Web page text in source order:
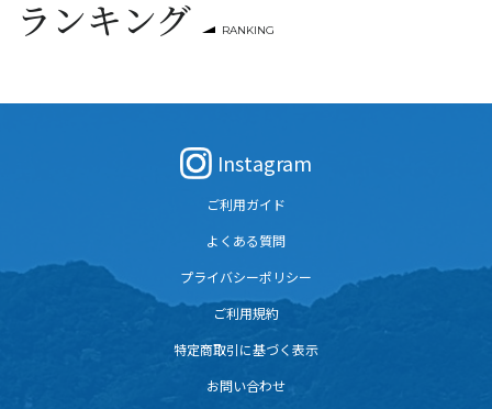
ランキング RANKING
Instagram
ご利用ガイド
よくある質問
プライバシーポリシー
ご利用規約
特定商取引に基づく表示
お問い合わせ